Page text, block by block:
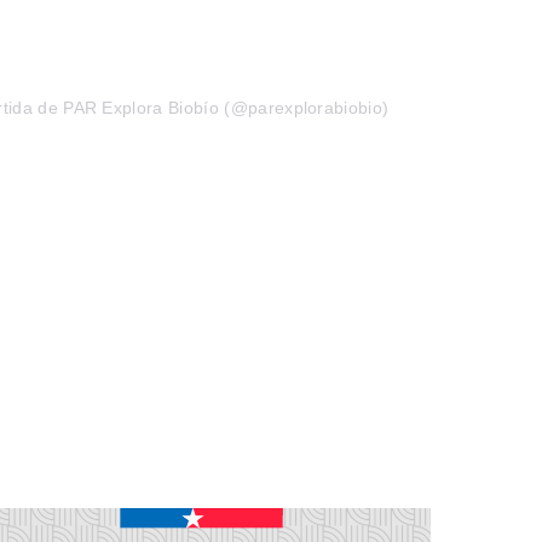
de PAR Explora Biobío (@parexplorabiobio)